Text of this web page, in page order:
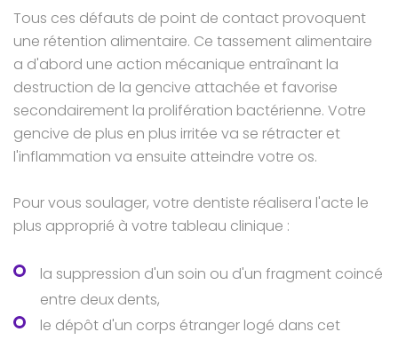
Tous ces défauts de point de contact provoquent
une rétention alimentaire. Ce tassement alimentaire
a d'abord une action mécanique entraînant la
destruction de la gencive attachée et favorise
secondairement la prolifération bactérienne. Votre
gencive de plus en plus irritée va se rétracter et
l'inflammation va ensuite atteindre votre os.
Pour vous soulager, votre dentiste réalisera l'acte le
plus approprié à votre tableau clinique :
la suppression d'un soin ou d'un fragment coincé
entre deux dents,
le dépôt d'un corps étranger logé dans cet